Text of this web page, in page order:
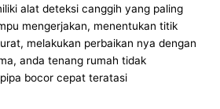
alat deteksi canggih yang paling
mengerjakan, menentukan titik
melakukan perbaikan nya dengan
anda tenang rumah tidak
bocor cepat teratasi